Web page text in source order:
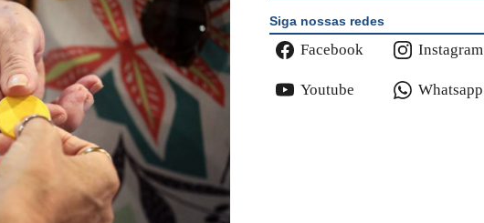
Siga nossas redes
Facebook Instagram
Youtube Whatsapp